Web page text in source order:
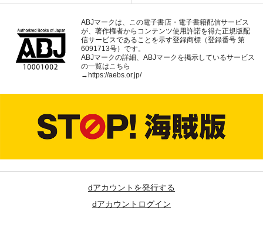
ABJマークは、この電子書店・電子書籍配信サービス
が、著作権者からコンテンツ使用許諾を得た正規版配
信サービスであることを示す登録商標（登録番号 第
6091713号）です。
ABJマークの詳細、ABJマークを掲示しているサービス
の一覧はこちら
→ https://aebs.or.jp/
dアカウントを発行する
dアカウントログイン